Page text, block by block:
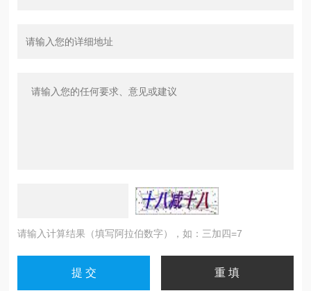
请输入计算结果（填写阿拉伯数字），如：三加四=7